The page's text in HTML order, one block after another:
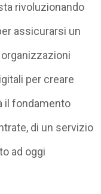
rivoluzionando
assicurarsi un
per creare
il fondamento
di un servizio
ad oggi